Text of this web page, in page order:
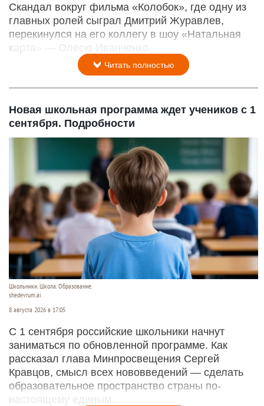
Скандал вокруг фильма «Колобок», где одну из
главных ролей сыграл Дмитрий Журавлев,
перекинулся на его коллегу в шоу «Натальная
карта» — Олесю Иванченко.
Читать полностью
Новая школьная программа ждет учеников с 1
сентября. Подробности
Школьники. Школа. Образование.
shedevrum.ai
8 августа 2026 в 17:05
С 1 сентября российские школьники начнут
заниматься по обновленной программе. Как
рассказал глава Минпросвещения Сергей
Кравцов, смысл всех нововведений — сделать
образовательное пространство страны по-
настоящему единым.